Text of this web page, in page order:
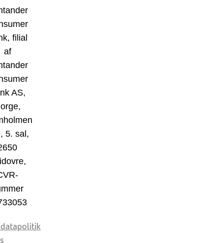
filial
af
AS,
5. sal,